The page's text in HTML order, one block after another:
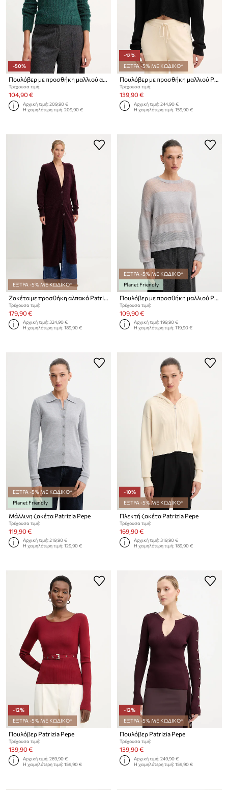
-50%
Πουλόβερ με προσθήκη μαλλιού αλπακά Patrizia Pepe
Τρέχουσα τιμή:
104,90 €
Αρχική τιμή:209,90 €
Η χαμηλότερη τιμή:209,90 €
-12%
ΕΞΤΡΑ -5% ΜΕ ΚΩΔΙΚΟ*
Πουλόβερ με προσθήκη μαλλιού Patrizia Pepe
Τρέχουσα τιμή:
139,90 €
Αρχική τιμή:244,90 €
Η χαμηλότερη τιμή:159,90 €
ΕΞΤΡΑ -5% ΜΕ ΚΩΔΙΚΟ*
Τρέχουσα τιμή:
179,90 €
Αρχική τιμή:324,90 €
Η χαμηλότερη τιμή:189,90 €
ΕΞΤΡΑ -5% ΜΕ ΚΩΔΙΚΟ*
Planet Friendly
Τρέχουσα τιμή:
109,90 €
Αρχική τιμή:199,90 €
Η χαμηλότερη τιμή:119,90 €
ΕΞΤΡΑ -5% ΜΕ ΚΩΔΙΚΟ*
Planet Friendly
Μάλλινη ζακέτα Patrizia Pepe
Τρέχουσα τιμή:
119,90 €
Αρχική τιμή:219,90 €
Η χαμηλότερη τιμή:129,90 €
-10%
ΕΞΤΡΑ -5% ΜΕ ΚΩΔΙΚΟ*
Πλεκτή ζακέτα Patrizia Pepe
Τρέχουσα τιμή:
169,90 €
Αρχική τιμή:319,90 €
Η χαμηλότερη τιμή:189,90 €
-12%
ΕΞΤΡΑ -5% ΜΕ ΚΩΔΙΚΟ*
Πουλόβερ Patrizia Pepe
Τρέχουσα τιμή:
139,90 €
Αρχική τιμή:269,90 €
Η χαμηλότερη τιμή:159,90 €
-12%
ΕΞΤΡΑ -5% ΜΕ ΚΩΔΙΚΟ*
Πουλόβερ Patrizia Pepe
Τρέχουσα τιμή:
139,90 €
Αρχική τιμή:249,90 €
Η χαμηλότερη τιμή:159,90 €